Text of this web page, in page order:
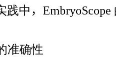
践中，
准确性